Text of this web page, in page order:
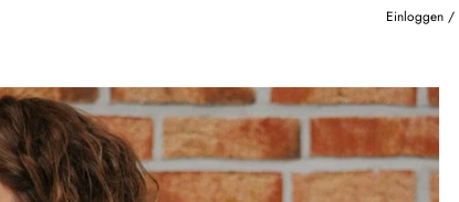
Einloggen /